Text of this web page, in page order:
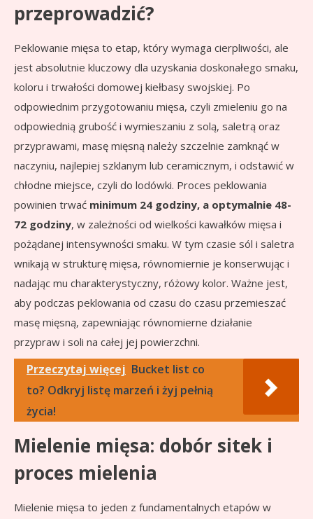
przeprowadzić?
Peklowanie mięsa to etap, który wymaga cierpliwości, ale
jest absolutnie kluczowy dla uzyskania doskonałego smaku,
koloru i trwałości domowej kiełbasy swojskiej. Po
odpowiednim przygotowaniu mięsa, czyli zmieleniu go na
odpowiednią grubość i wymieszaniu z solą, saletrą oraz
przyprawami, masę mięsną należy szczelnie zamknąć w
naczyniu, najlepiej szklanym lub ceramicznym, i odstawić w
chłodne miejsce, czyli do lodówki. Proces peklowania
powinien trwać minimum 24 godziny, a optymalnie 48-
72 godziny, w zależności od wielkości kawałków mięsa i
pożądanej intensywności smaku. W tym czasie sól i saletra
wnikają w strukturę mięsa, równomiernie je konserwując i
nadając mu charakterystyczny, różowy kolor. Ważne jest,
aby podczas peklowania od czasu do czasu przemieszać
masę mięsną, zapewniając równomierne działanie
przypraw i soli na całej jej powierzchni.
Przeczytaj więcej Bucket list co
to? Odkryj listę marzeń i żyj pełnią
życia!
Mielenie mięsa: dobór sitek i
proces mielenia
Mielenie mięsa to jeden z fundamentalnych etapów w